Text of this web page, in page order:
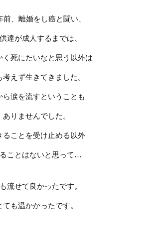
前、離婚をし癌と闘い、
達が成人するまでは、
く死にたいなと思う以外は
考えず生きてきました。
ら涙を流すということも
ありませんでした。
ることを受け止める以外
ことはないと思って …
流せて良かったです。
ても温かかったです。